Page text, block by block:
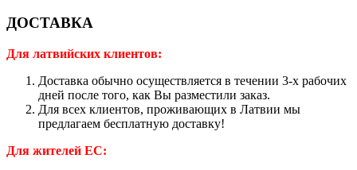
ДОСТАВКА
Для латвийских клиентов:
Доставка обычно осуществляется в течении 3-х рабочих
дней после того, как Вы разместили заказ.
Для всех клиентов, проживающих в Латвии мы
предлагаем бесплатную доставку!
Для жителей ЕС: